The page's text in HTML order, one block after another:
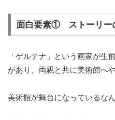
面白要素① ストーリー
「ゲルテナ」という画家が生
があり、両親と共に美術館へ
美術館が舞台になっているな